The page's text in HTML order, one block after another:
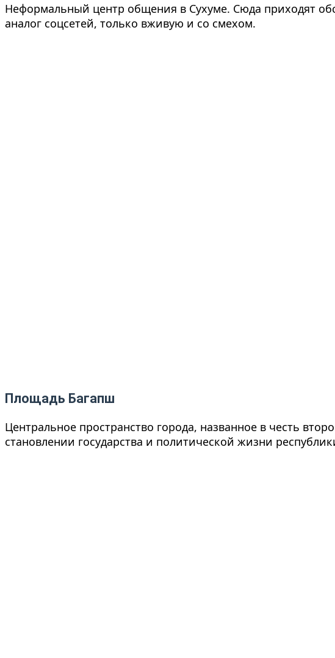
Неформальный центр общения в Сухуме. Сюда приходят
аналог соцсетей, только вживую и со смехом.
Площадь Багапш
Центральное пространство города, названное в честь
становлении государства и политической жизни